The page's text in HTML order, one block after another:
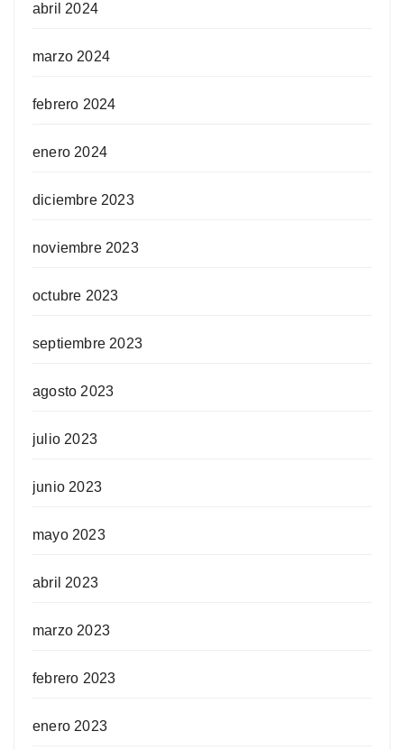
abril 2024
marzo 2024
febrero 2024
enero 2024
diciembre 2023
noviembre 2023
octubre 2023
septiembre 2023
agosto 2023
julio 2023
junio 2023
mayo 2023
abril 2023
marzo 2023
febrero 2023
enero 2023